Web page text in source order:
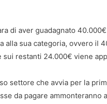
di aver guadagnato
sua categoria, ovvero il
restanti 24.000€ viene
settore che avvia per la
da pagare ammonteranno